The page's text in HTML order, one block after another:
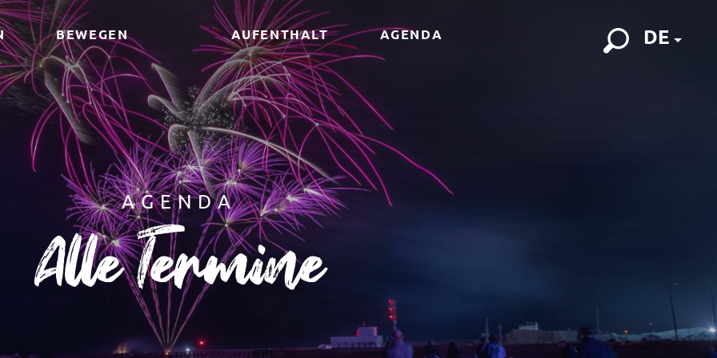
DE
BEWEGEN AUFENTHALT AGENDA
AGENDA
Alle Termine